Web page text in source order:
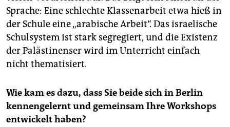
Sprache: Eine schlechte Klassenarbeit etwa hieß in
der Schule eine „arabische Arbeit“. Das israelische
Schulsystem ist stark segregiert, und die Existenz
der Palästinenser wird im Unterricht einfach
nicht thematisiert.
Wie kam es dazu, dass Sie beide sich in Berlin
kennengelernt und gemeinsam Ihre Workshops
entwickelt haben?